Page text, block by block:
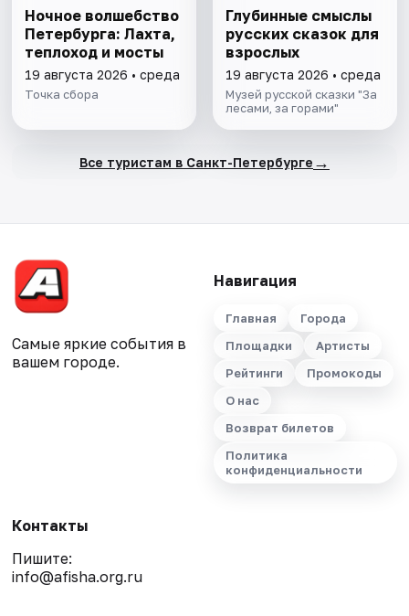
Ночное волшебство
Петербурга: Лахта,
теплоход и мосты
19 августа 2026 • среда
Точка сбора
Глубинные смыслы
русских сказок для
взрослых
19 августа 2026 • среда
Музей русской сказки "За
лесами, за горами"
Все туристам в Санкт-Петербурге →
Самые яркие события в
вашем городе.
Навигация
Главная
Города
Площадки
Артисты
Рейтинги
Промокоды
О нас
Возврат билетов
Политика
конфиденциальности
Контакты
Пишите:
info@afisha.org.ru